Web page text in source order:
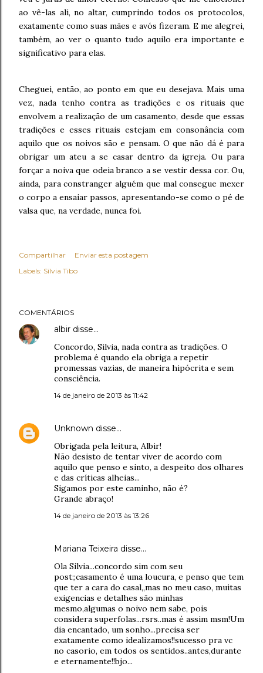
ao vê-las ali, no altar, cumprindo todos os protocolos,
exatamente como suas mães e avós fizeram. E me alegrei,
também, ao ver o quanto tudo aquilo era importante e
significativo para elas.
Cheguei, então, ao ponto em que eu desejava. Mais uma
vez, nada tenho contra as tradições e os rituais que
envolvem a realização de um casamento, desde que essas
tradições e esses rituais estejam em consonância com
aquilo que os noivos são e pensam. O que não dá é para
obrigar um ateu a se casar dentro da igreja. Ou para
forçar a noiva que odeia branco a se vestir dessa cor. Ou,
ainda, para constranger alguém que mal consegue mexer
o corpo a ensaiar passos, apresentando-se como o pé de
valsa que, na verdade, nunca foi.
Compartilhar
Enviar esta postagem
Labels: Sílvia Tibo
COMENTÁRIOS
albir disse…
Concordo, Silvia, nada contra as tradições. O
problema é quando ela obriga a repetir
promessas vazias, de maneira hipócrita e sem
consciência.
14 de janeiro de 2013 às 11:42
Unknown disse…
Obrigada pela leitura, Albir!
Não desisto de tentar viver de acordo com
aquilo que penso e sinto, a despeito dos olhares
e das críticas alheias...
Sigamos por este caminho, não é?
Grande abraço!
14 de janeiro de 2013 às 13:26
Mariana Teixeira disse…
Ola Silvia...concordo sim com seu
post;;casamento é uma loucura, e penso que tem
que ter a cara do casal,,mas no meu caso, muitas
exigencias e detalhes são minhas
mesmo,algumas o noivo nem sabe, pois
considera superfolas...rsrs..mas é assim msm!Um
dia encantado, um sonho...precisa ser
exatamente como idealizamos!!sucesso pra vc
no casorio, em todos os sentidos..antes,durante
e eternamente!!bjo...